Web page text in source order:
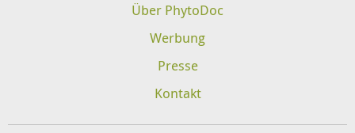
Über PhytoDoc
Werbung
Presse
Kontakt